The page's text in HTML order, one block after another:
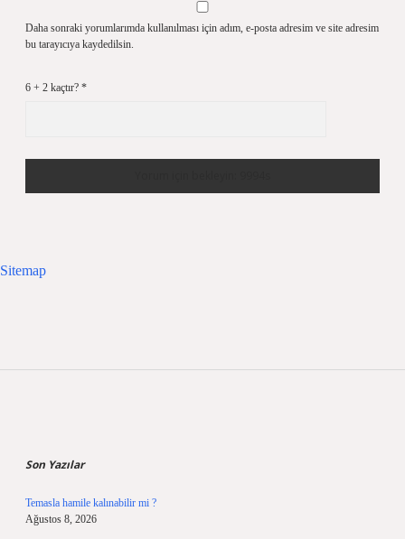
Daha sonraki yorumlarımda kullanılması için adım, e-posta adresim ve site adresim
bu tarayıcıya kaydedilsin.
6 + 2 kaçtır? *
Sitemap
Son Yazılar
Temasla hamile kalınabilir mi ?
Ağustos 8, 2026